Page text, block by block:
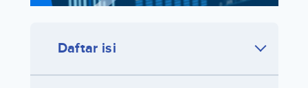
Daftar isi